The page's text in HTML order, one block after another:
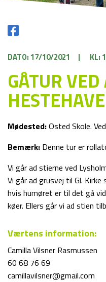
DATO: 17/10/2021 | KL:
GÅTUR
Mødested:Osted Skole.
Bemærk: Denne tur er
Vi går ad stierne ved
Vi går ad grusvej til Gl.
hvis humøret er til det gå
køer. Ellers går vi ad stien
Værtens information:
Camilla Vilsner Rasmussen
60 68 76 69
camillavilsner@gmail.com